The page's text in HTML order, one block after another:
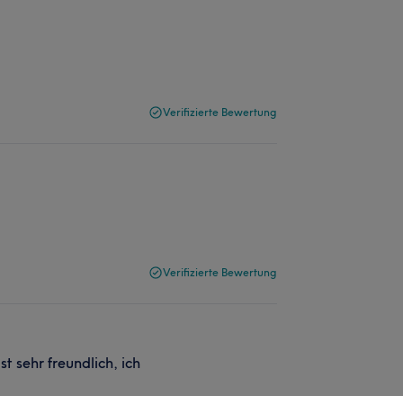
Verifizierte Bewertung
Verifizierte Bewertung
sehr freundlich, ich